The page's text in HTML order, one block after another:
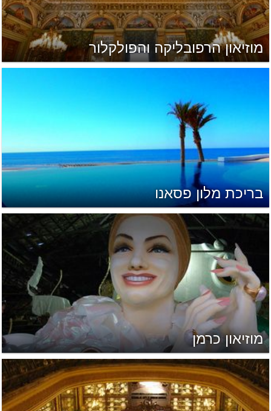
מוזיאון הרפובליקה והפולקלור
בריכת מלון פסאנו
מוזיאון כרמן